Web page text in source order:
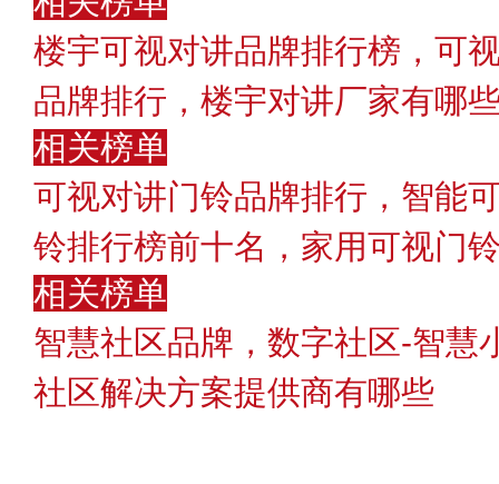
楼宇可视对讲品牌排行榜，可
品牌排行，楼宇对讲厂家有哪
相关榜单
可视对讲门铃品牌排行，智能
铃排行榜前十名，家用可视门
相关榜单
智慧社区品牌，数字社区-智慧
社区解决方案提供商有哪些